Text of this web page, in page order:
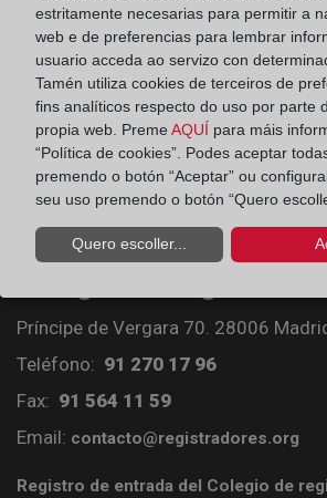
¿Cómo se inscribe una
hipoteca?
Príncipe de Vergara 70. 28006
Teléfono: 91 270 17 96
Fax: 91 564 11 59
Email: contacto@registradores.org
Registro de entrada del Colegio de
estritamente necesarias para permitir a
web e de preferencias para lembrar
usuario acceda ao servizo con
Tamén utiliza cookies de terceiros de
fins analíticos respecto do uso por parte
propia web. Preme AQUÍ para máis
“Política de cookies”. Podes aceptar
premendo o botón “Aceptar” ou
seu uso premendo o botón “Quero
Quero escoller...